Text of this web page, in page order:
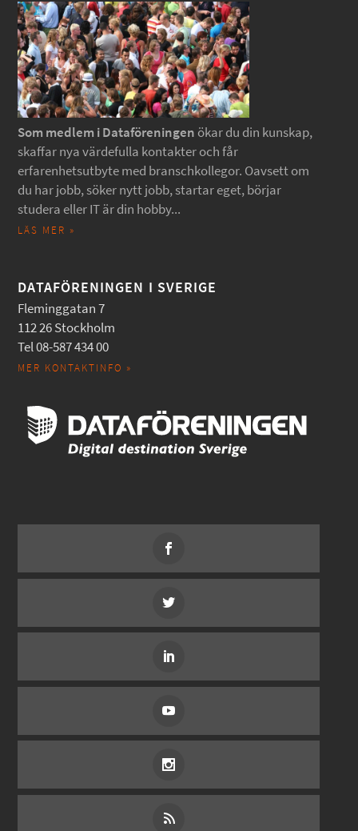
Som medlem i Dataföreningen ökar du din kunskap,
skaffar nya värdefulla kontakter och får
erfarenhetsutbyte med branschkollegor. Oavsett om
du har jobb, söker nytt jobb, startar eget, börjar
studera eller IT är din hobby...
LÄS MER »
DATAFÖRENINGEN I SVERIGE
Fleminggatan 7
112 26 Stockholm
Tel 08-587 434 00
MER KONTAKTINFO »